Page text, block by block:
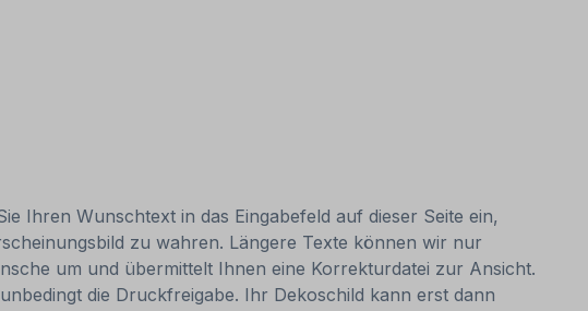
Ihren Wunschtext in das Eingabefeld auf dieser Seite ein,
zu wahren. Längere Texte können wir nur
um und übermittelt Ihnen eine Korrekturdatei zur Ansicht.
die Druckfreigabe. Ihr Dekoschild kann erst dann